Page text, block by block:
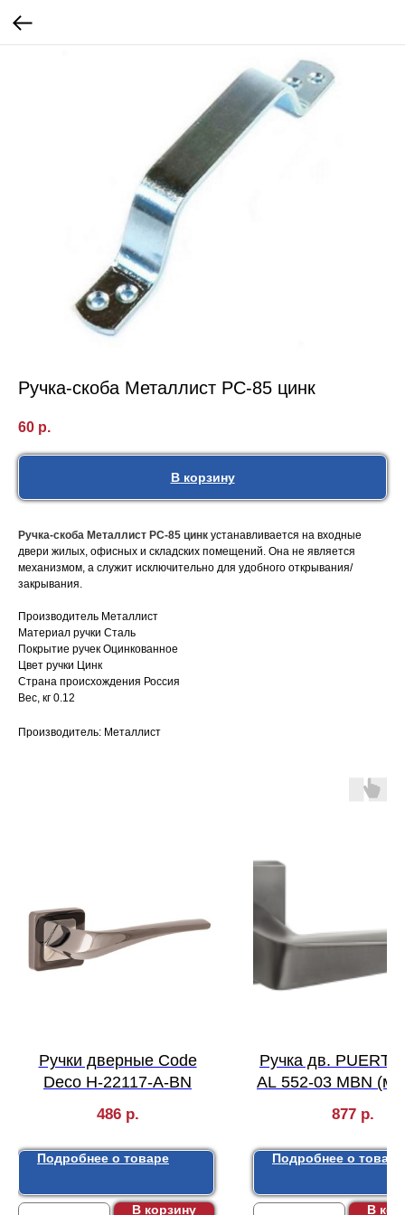
Ручка-скоба Металлист РС-85 цинк
60 р.
В корзину
Ручка-скоба Металлист РС-85 цинк устанавливается на входные
двери жилых, офисных и складских помещений. Она не является
механизмом, а служит исключительно для удобного открывания/
закрывания.
Производитель Металлист
Материал ручки Сталь
Покрытие ручек Оцинкованное
Цвет ручки Цинк
Страна происхождения Россия
Вес, кг 0.12
Производитель: Металлист
Ручки дверные Code
Deco H-22117-A-BN
486 р.
Подробнее о товаре
В корзину
Ручка дв.
AL 552-03 MBN
черный
877 р.
Подробнее о товаре
В